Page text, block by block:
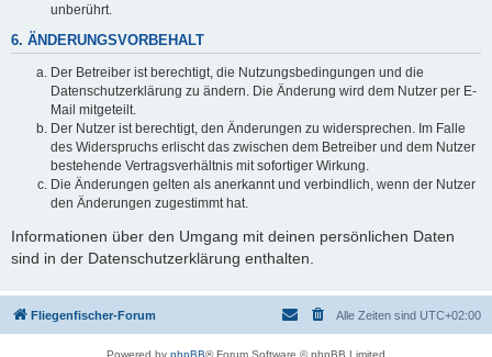
unberührt.
6. ÄNDERUNGSVORBEHALT
Der Betreiber ist berechtigt, die Nutzungsbedingungen und die
Datenschutzerklärung zu ändern. Die Änderung wird dem Nutzer per E-
Mail mitgeteilt.
Der Nutzer ist berechtigt, den Änderungen zu widersprechen. Im Falle
des Widerspruchs erlischt das zwischen dem Betreiber und dem Nutzer
bestehende Vertragsverhältnis mit sofortiger Wirkung.
Die Änderungen gelten als anerkannt und verbindlich, wenn der Nutzer
den Änderungen zugestimmt hat.
Informationen über den Umgang mit deinen persönlichen Daten
sind in der Datenschutzerklärung enthalten.
Fliegenfischer-Forum Alle Zeiten sind UTC+02:00